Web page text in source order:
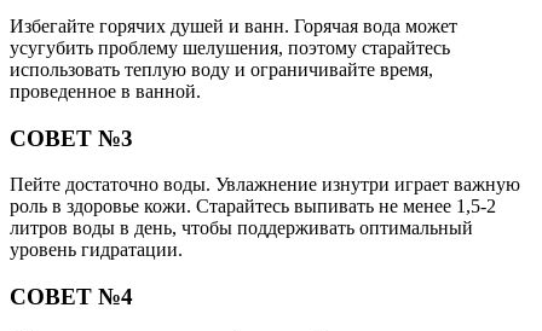
Избегайте горячих душей и ванн. Горячая вода может
усугубить проблему шелушения, поэтому старайтесь
использовать теплую воду и ограничивайте время,
проведенное в ванной.
СОВЕТ №3
Пейте достаточно воды. Увлажнение изнутри играет важную
роль в здоровье кожи. Старайтесь выпивать не менее 1,5-2
литров воды в день, чтобы поддерживать оптимальный
уровень гидратации.
СОВЕТ №4